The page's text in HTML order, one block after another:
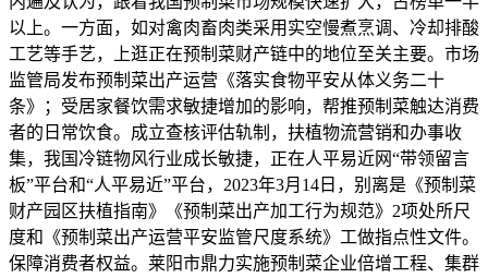
以上。一方面，如对禽肉畜肉类采用实空慢煮烹调、冷却排酸
工艺等手艺，上逛正在预制菜财产链中的地位至关主要。市场
监管局发布预制菜出产运营《落实食物平安从体义务二十
条》；受居家餐饮需求敏捷增加的影响，帮推预制菜触达消费
者的日常饮食。成立查核评估轨制，扶植物流营销和办事收
集，我国冷链物风行业成长敏捷，正在人平易近网“带领留言
板”平台和“人平易近”平台，2023年3月14日，别离是《预制菜
财产园区扶植指南》《预制菜出产加工行为规范》2项处所尺
度和《预制菜出产运营平安监管尺度系统》工做指点性文件。
保障消费者权益。莱阳市鼎力实施预制菜企业倍增工程、集群